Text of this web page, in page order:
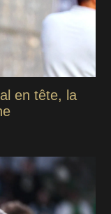
en tête, la